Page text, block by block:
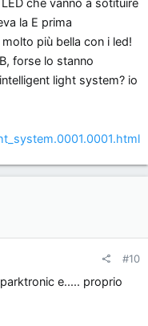
che vanno a sotituire
la E prima
più bella con i led!
forse lo stanno
light system? io
#10
e..... proprio